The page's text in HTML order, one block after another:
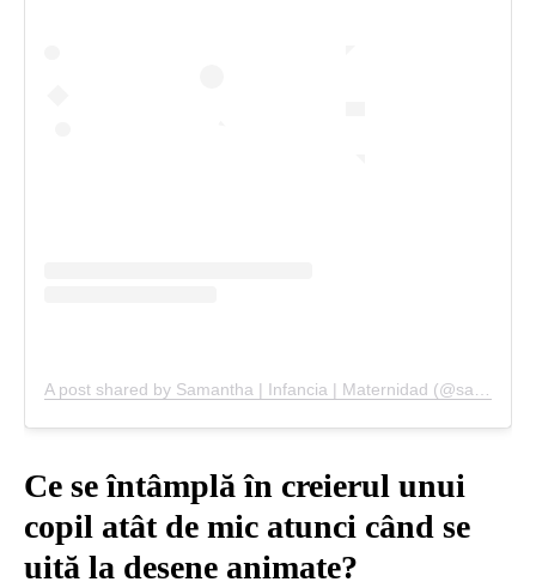
Ce se întâmplă în creierul unui
copil atât de mic atunci când se
uită la desene animate?